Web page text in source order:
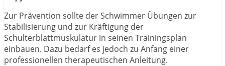
Zur Prävention sollte der Schwimmer Übungen zur
Stabilisierung und zur Kräftigung der
Schulterblattmuskulatur in seinen Trainingsplan
einbauen. Dazu bedarf es jedoch zu Anfang einer
professionellen therapeutischen Anleitung.